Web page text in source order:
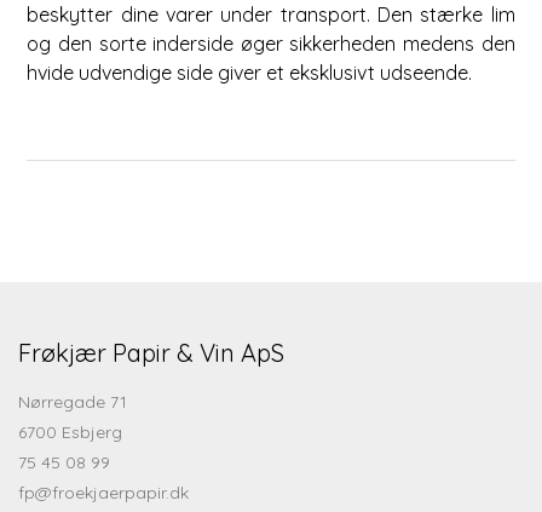
beskytter dine varer under transport. Den stærke lim
og den sorte inderside øger sikkerheden medens den
hvide udvendige side giver et eksklusivt udseende.
Frøkjær Papir & Vin ApS
Nørregade 71
6700 Esbjerg
75 45 08 99
fp@froekjaerpapir.dk